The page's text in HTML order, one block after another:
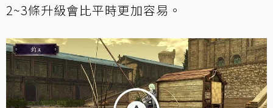
2~3條升級會比平時更加容易。